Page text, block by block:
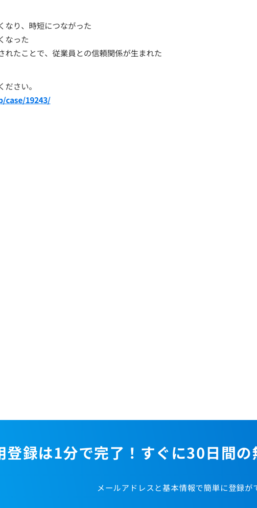
なり、時短につながった
なった
れたことで、従業員との信頼関係が生まれた
さい。
19243/
登録は1分で完了！すぐに30日間の
メールアドレスと基本情報で簡単に登録が